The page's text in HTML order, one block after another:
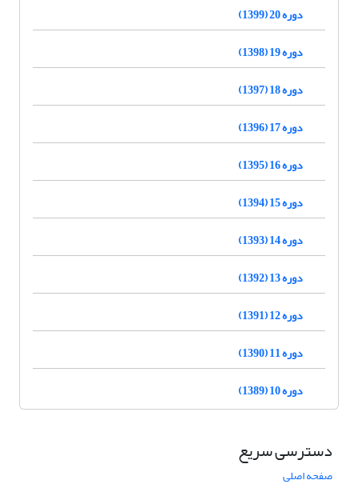
دوره 20 (1399)
دوره 19 (1398)
دوره 18 (1397)
دوره 17 (1396)
دوره 16 (1395)
دوره 15 (1394)
دوره 14 (1393)
دوره 13 (1392)
دوره 12 (1391)
دوره 11 (1390)
دوره 10 (1389)
دسترسی سریع
صفحه اصلی